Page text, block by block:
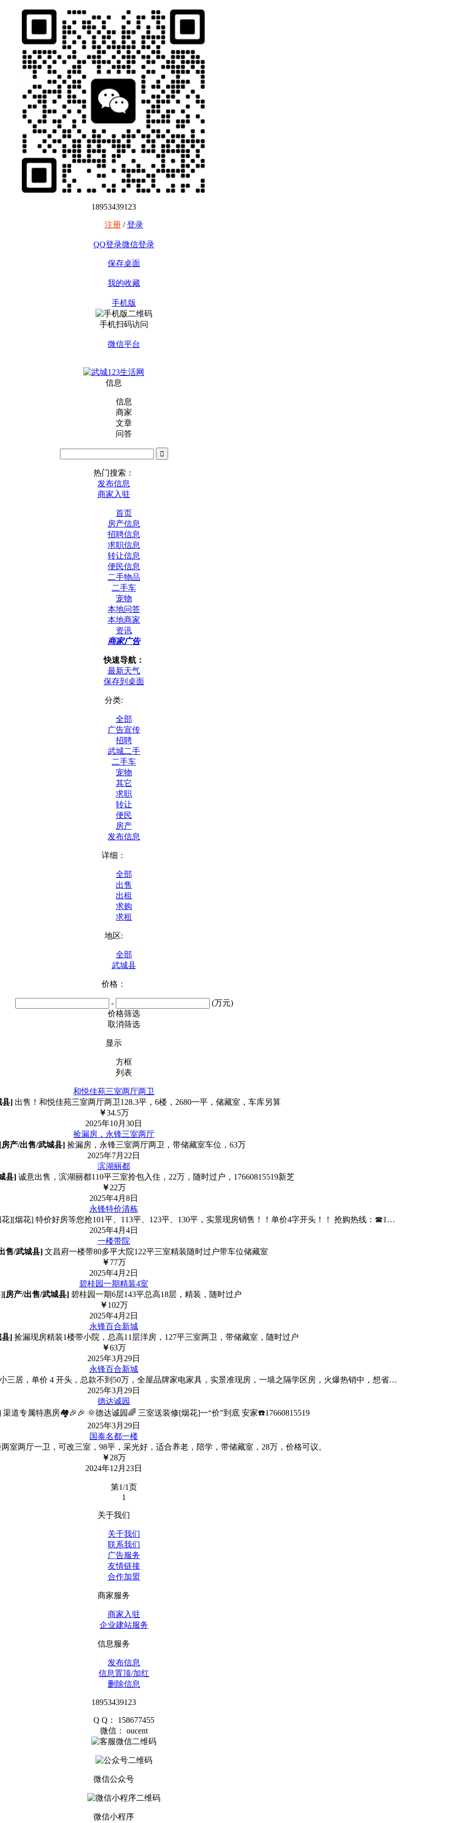
18953439123
注册 /登录
QQ登录微信登录
保存桌面
我的收藏
手机版
手机扫码访问
微信平台
信息
信息
商家
文章
问答
热门搜索：
发布信息
商家入驻
首页
房产信息
招聘信息
求职信息
转让信息
便民信息
二手物品
二手车
宠物
本地问答
本地商家
资讯
商家广告
快速导航：
最新天气
保存到桌面
分类:
全部
广告宣传
招聘
武城二手
二手车
宠物
其它
求职
转让
便民
房产
发布信息
详细：
全部
出售
出租
求购
求租
地区:
全部
武城县
价格：
-
(万元)
价格筛选
取消筛选
显示
方框
列表
和悦佳苑三室两厅两卫
县] 出售！和悦佳苑三室两厅两卫128.3平，6楼，2680一平，储藏室，车库另算
￥34.5万
2025年10月30日
捡漏房，永锋三室两厅
[房产/出售/武城县] 捡漏房，永锋三室两厅两卫，带储藏室车位，63万
2025年7月22日
滨湖丽都
县] 诚意出售，滨湖丽都110平三室拎包入住，22万，随时过户，17660815519新芝
￥22万
2025年4月8日
永锋特价清栋
][烟花] 特价好房等您抢101平、113平、123平、130平，实景现房销售！！单价4字开头！！ 抢购热线：☎1…
2025年4月4日
一楼带院
售/武城县] 文昌府一楼带80多平大院122平三室精装随时过户带车位储藏室
￥77万
2025年4月2日
碧桂园一期精装4室
[房产/出售/武城县] 碧桂园一期6层143平总高18层，精装，随时过户
￥102万
2025年4月2日
永锋百合新城
县] 捡漏现房精装1楼带小院，总高11层洋房，127平三室两卫，带储藏室，随时过户
￥63万
2025年3月29日
永锋百合新城
三居，单价 4 开头，总款不到50万，全屋品牌家电家具，实景准现房，一墙之隔学区房，火爆热销中，想省…
2025年3月29日
德达诚园
渠道专属特惠房🏘️🎉🎉 🌞德达诚园🌈 三室送装修[烟花]一“价”到底 安家☎️17660815519
2025年3月29日
国泰名都一楼
室两厅一卫，可改三室，98平，采光好，适合养老，陪学，带储藏室，28万，价格可议。
￥28万
2024年12月23日
第1/1页
1
关于我们
关于我们
联系我们
广告服务
友情链接
合作加盟
商家服务
商家入驻
企业建站服务
信息服务
发布信息
信息置顶/加红
删除信息
18953439123
Q Q： 158677455
微信： oucent
微信公众号
微信小程序